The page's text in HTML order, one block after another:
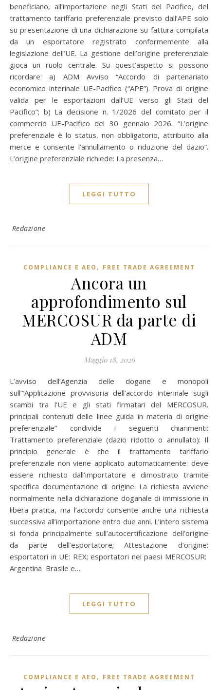
beneficiano, all’importazione negli Stati del Pacifico, del
trattamento tariffario preferenziale previsto dall’APE solo
su presentazione di una dichiarazione su fattura compilata
da un esportatore registrato conformemente alla
legislazione dell’UE. La gestione dell’origine preferenziale
gioca un ruolo centrale. Su quest’aspetto si possono
ricordare: a) ADM Avviso “Accordo di partenariato
economico interinale UE-Pacifico (“APE”). Prova di origine
valida per le esportazioni dall’UE verso gli Stati del
Pacifico”; b) La decisione n. 1/2026 del comitato per il
commercio UE-Pacifico del 30 gennaio 2026. “L’origine
preferenziale è lo status, non obbligatorio, attribuito alla
merce e consente l’annullamento o riduzione del dazio”.
L’origine preferenziale richiede: La presenza…
LEGGI TUTTO
Redazione
COMPLIANCE E AEO , FREE TRADE AGREEMENT
Ancora un
approfondimento sul
MERCOSUR da parte di
ADM
Maggio 18, 2026
L’avviso dell’Agenzia delle dogane e monopoli
sull’“Applicazione provvisoria dell’accordo interinale sugli
scambi tra l’UE e gli stati firmatari del MERCOSUR.
principali contenuti delle linee guida in materia di origine
preferenziale” condivide i seguenti chiarimenti:
Trattamento preferenziale (dazio ridotto o annullato): Il
principio generale è che il trattamento tariffario
preferenziale non viene applicato automaticamente: deve
essere richiesto dall’importatore e dimostrato tramite
specifica documentazione di origine. La richiesta avviene
normalmente nella dichiarazione doganale di immissione in
libera pratica, ma l’accordo consente anche una richiesta
successiva all’importazione entro due anni. L’intero sistema
si fonda principalmente sull’autocertificazione dell’origine
da parte dell’esportatore; Attestazione d’origine:
esportatori in UE: REX; esportatori nei paesi MERCOSUR:
Argentina Brasile e…
LEGGI TUTTO
Redazione
COMPLIANCE E AEO , FREE TRADE AGREEMENT